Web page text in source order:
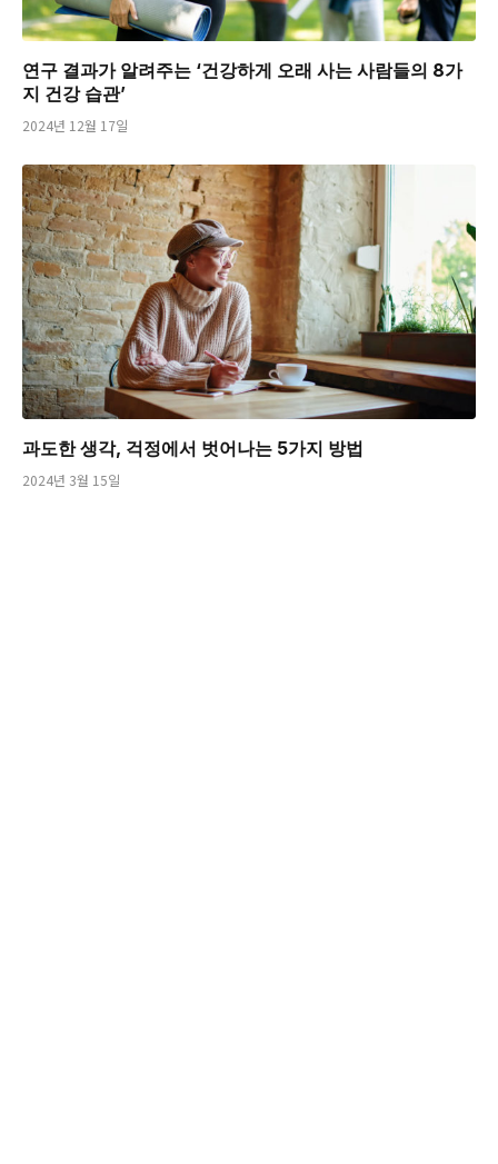
연구 결과가 알려주는 ‘건강하게 오래 사는 사람들의 8가
지 건강 습관’
2024년 12월 17일
과도한 생각, 걱정에서 벗어나는 5가지 방법
2024년 3월 15일